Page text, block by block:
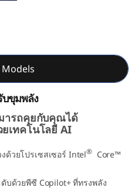
บขุมพลัง
ารถคุยกับคุณได้
เทคโนโลยี AI
ด้วยโปรเซสเซอร์ Intel®
Core™
บด้วยพีซี Copilot+ ที่ทรงพลัง